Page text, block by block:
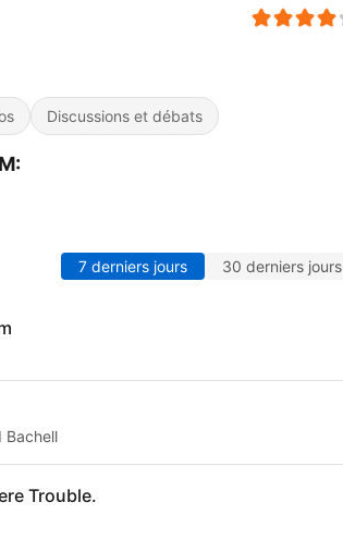
Discussions et débats
7 derniers jours 30 derniers jours
Bachell
Trouble.